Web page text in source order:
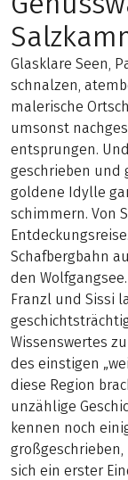
Glasklare Seen,
schnalzen,
malerische
umsonst
entsprungen.
geschrieben und
goldene Idylle
schimmern. Von
Schafbergbahn
den
Franzl und Sissi
Wissenswertes
des einstigen
diese Region
unzählige
kennen noch
sich ein erster